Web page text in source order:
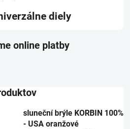
diely
online platby
sluneční brýle KORBIN 100%
- USA oranžové